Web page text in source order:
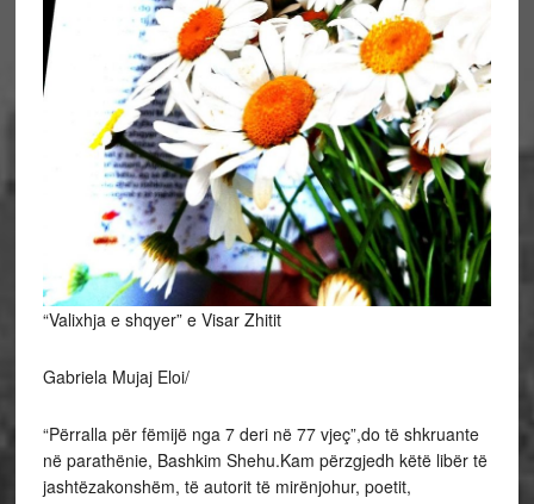
“Valixhja e shqyer” e Visar Zhitit
Gabriela Mujaj Eloi/
“Përralla për fëmijë nga 7 deri në 77 vjeç”,do të shkruante
në parathënie, Bashkim Shehu.Kam përzgjedh këtë libër të
jashtëzakonshëm, të autorit të mirënjohur, poetit,